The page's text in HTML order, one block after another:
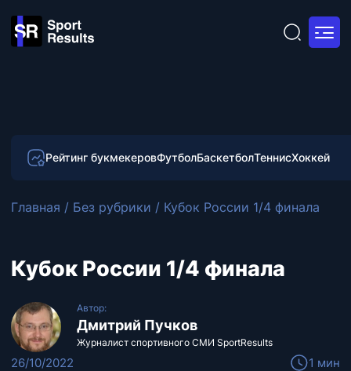
Рейтинг букмекеровФутболБаскетболТеннисХоккей
Главная / Без рубрики / Кубок России 1/4 финала
Кубок России 1/4 финала
Автор:
Дмитрий Пучков
Журналист спортивного СМИ SportResults
26/10/2022 1 мин